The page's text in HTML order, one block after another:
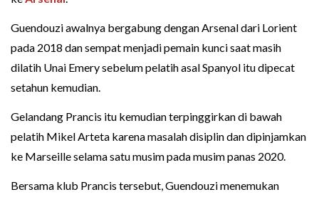
Guendouzi awalnya bergabung dengan Arsenal dari Lorient
pada 2018 dan sempat menjadi pemain kunci saat masih
dilatih Unai Emery sebelum pelatih asal Spanyol itu dipecat
setahun kemudian.
Gelandang Prancis itu kemudian terpinggirkan di bawah
pelatih Mikel Arteta karena masalah disiplin dan dipinjamkan
ke Marseille selama satu musim pada musim panas 2020.
Bersama klub Prancis tersebut, Guendouzi menemukan